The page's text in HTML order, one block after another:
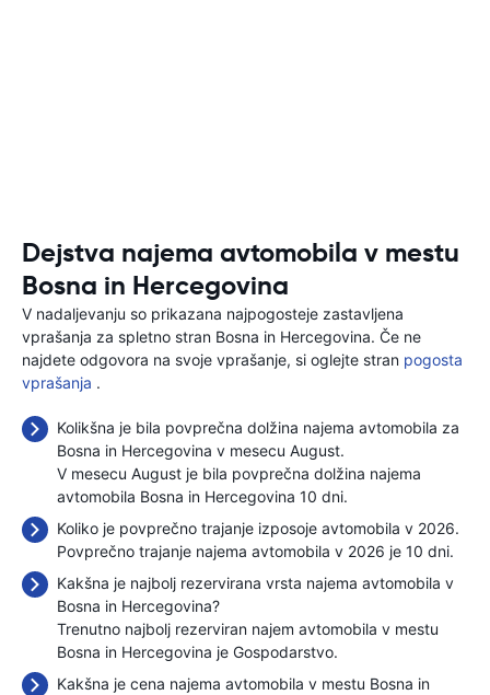
Dejstva najema avtomobila v mestu
Bosna in Hercegovina
V nadaljevanju so prikazana najpogosteje zastavljena
vprašanja za spletno stran Bosna in Hercegovina. Če ne
najdete odgovora na svoje vprašanje, si oglejte stran pogosta
vprašanja .
Kolikšna je bila povprečna dolžina najema avtomobila za
Bosna in Hercegovina v mesecu August.
V mesecu August je bila povprečna dolžina najema
avtomobila Bosna in Hercegovina 10 dni.
Koliko je povprečno trajanje izposoje avtomobila v 2026.
Povprečno trajanje najema avtomobila v 2026 je 10 dni.
Kakšna je najbolj rezervirana vrsta najema avtomobila v
Bosna in Hercegovina?
Trenutno najbolj rezerviran najem avtomobila v mestu
Bosna in Hercegovina je Gospodarstvo.
Kakšna je cena najema avtomobila v mestu Bosna in